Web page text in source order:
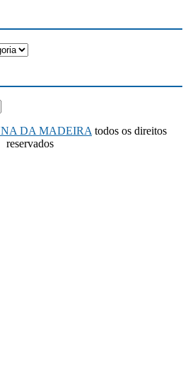
DA MADEIRA todos os direitos
reservados